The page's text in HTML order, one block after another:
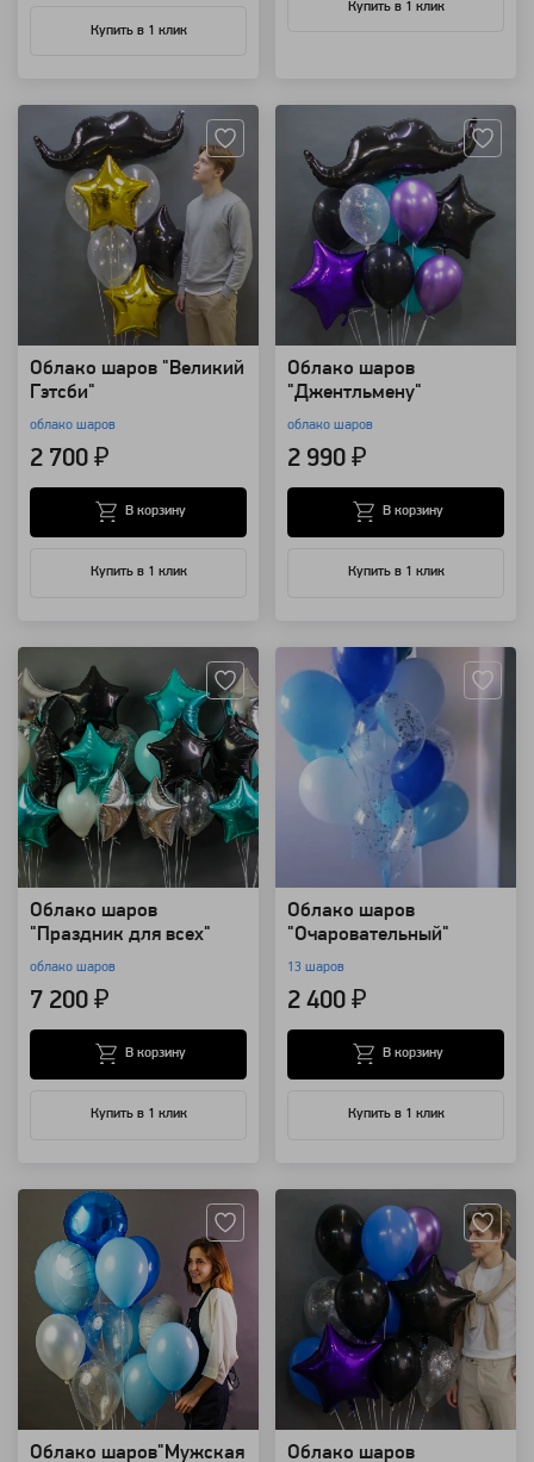
Купить в 1 клик
Купить в 1 клик
Облако шаров "Великий
Гэтсби"
облако шаров
2 700 ₽
Купить в 1 клик
В корзину
Облако шаров
"Джентльмену"
облако шаров
2 990 ₽
Купить в 1 клик
В корзину
Облако шаров
"Праздник для всех"
облако шаров
7 200 ₽
Купить в 1 клик
В корзину
Облако шаров
"Очаровательный"
13 шаров
2 400 ₽
Купить в 1 клик
В корзину
Облако шаров"Мужская Облако шаров